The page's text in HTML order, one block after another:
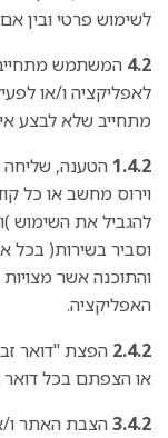
לשימוש פרטי ובין
4.2 המשתמש
לאפליקציה ו/או
מתחייב שלא לבצע
1.4.2הטענה, שליחה
וירוס מחשב או כל
להגביל את השימוש
וסביר בשירות(
והתוכנה אשר
האפליקציה.
2.4.2
או הצפתם בכל
3.4.2הצבת האתר ו/